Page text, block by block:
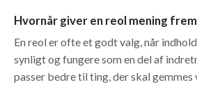
Hvornår giver en reol mening
En reol er ofte et godt valg, når
synligt og fungere som en del af
passer bedre til ting, der skal gemmes